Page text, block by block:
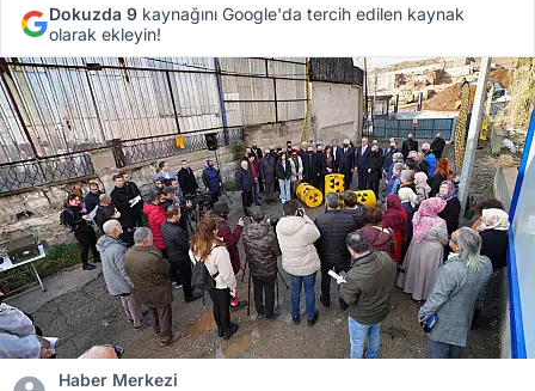
Dokuzda 9 kaynağını Google'da tercih edilen kaynak
olarak ekleyin!
Haber Merkezi